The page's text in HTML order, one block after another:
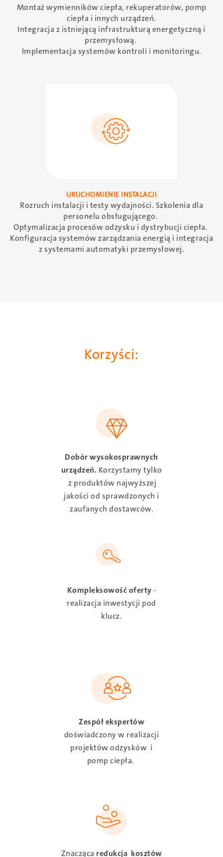
Montaż wymienników ciepła, rekuperatorów, pomp
ciepła i innych urządzeń.
Integracja z istniejącą infrastrukturą energetyczną i
przemysłową.
Implementacja systemów kontroli i monitoringu.
SVG
URUCHOMIENIE INSTALACJI
Rozruch instalacji i testy wydajności. Szkolenia dla
personelu obsługującego.
Optymalizacja procesów odzysku i dystrybucji ciepła.
Konfiguracja systemów zarządzania energią i integracja
z systemami automatyki przemysłowej.
Korzyści:
SVG
Dobór wysokosprawnych
urządzeń. Korzystamy tylko
z produktów najwyższej
jakości od sprawdzonych i
zaufanych dostawców.
SVG
Kompleksowość oferty-
realizacja inwestycji pod
klucz.
SVG
Zespół ekspertów
doświadczony w realizacji
projektów odzysków i
pomp ciepła.
SVG
Znacząca redukcja kosztów